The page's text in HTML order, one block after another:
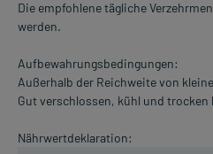
Die empfohlene tägliche
werden.
Aufbewahrungsbedingungen:
Außerhalb der Reichweite von
Gut verschlossen, kühl und trocken
Nährwertdeklaration: